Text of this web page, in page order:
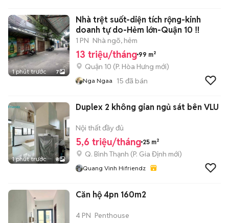
1 phút trước 7
Nhà trệt suốt-diện tích rộng-kinh
doanh tự do-Hẻm lớn-Quận 10 ‼️
1 PN Nhà ngõ, hẻm
13 triệu/tháng 99 m²
Quận 10 (P. Hòa Hưng mới)
Nga Ngaa 15 đã bán
1 phút trước 8
Duplex 2 không gian ngủ sát bên VLU
Nội thất đầy đủ
5,6 triệu/tháng 25 m²
Q. Bình Thạnh (P. Gia Định mới)
Quang Vinh Hifriendz
Căn hộ 4pn 160m2
4 PN Penthouse